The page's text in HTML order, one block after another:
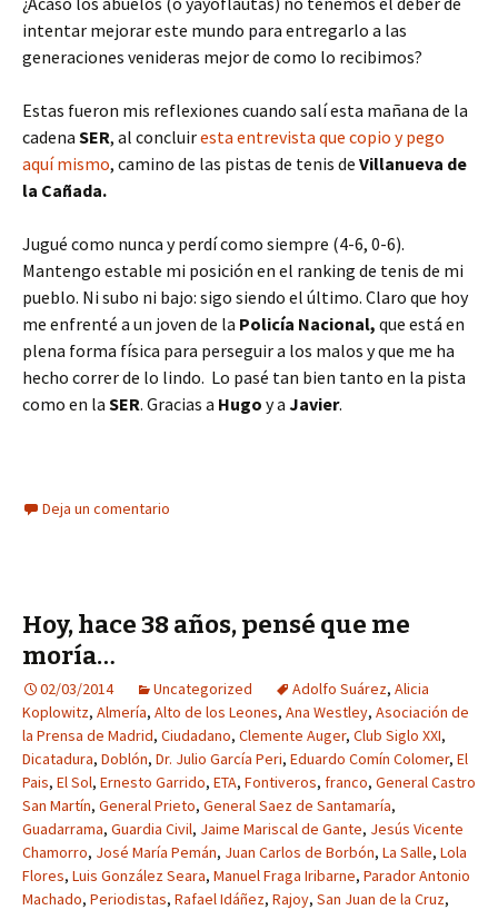
intentar mejorar este mundo para entregarlo a las
generaciones venideras mejor de como lo recibimos?
Estas fueron mis reflexiones cuando salí esta mañana de la
cadena SER, al concluiresta entrevista que copio y pego
aquí mismo, camino de las pistas de tenis de Villanueva de
la Cañada.
Jugué como nunca y perdí como siempre (4-6, 0-6).
Mantengo estable mi posición en el ranking de tenis de mi
pueblo. Ni subo ni bajo: sigo siendo el último. Claro que hoy
me enfrenté a un joven de la Policía Nacional, que está en
plena forma física para perseguir a los malos y que me ha
hecho correr de lo lindo. Lo pasé tan bien tanto en la pista
como en la SER. Gracias a Hugo y a Javier.
Deja un comentario
Hoy, hace 38 años, pensé que me
moría…
02/03/2014 Uncategorized Adolfo Suárez, Alicia
Koplowitz, Almería, Alto de los Leones, Ana Westley, Asociación de
la Prensa de Madrid, Ciudadano, Clemente Auger, Club Siglo XXI,
Dicatadura, Doblón, Dr. Julio García Peri, Eduardo Comín Colomer, El
Pais, El Sol, Ernesto Garrido, ETA, Fontiveros, franco, General Castro
San Martín, General Prieto, General Saez de Santamaría,
Guadarrama, Guardia Civil, Jaime Mariscal de Gante, Jesús Vicente
Chamorro, José María Pemán, Juan Carlos de Borbón, La Salle, Lola
Flores, Luis González Seara, Manuel Fraga Iribarne, Parador Antonio
Machado, Periodistas, Rafael Idáñez, Rajoy, San Juan de la Cruz,